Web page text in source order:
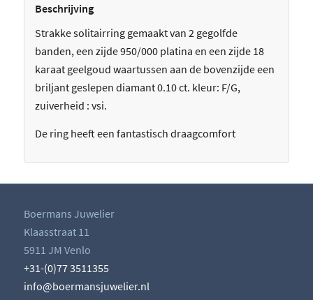
Beschrijving
Strakke solitairring gemaakt van 2 gegolfde
banden, een zijde 950/000 platina en een zijde 18
karaat geelgoud waartussen aan de bovenzijde een
briljant geslepen diamant 0.10 ct. kleur: F/G,
zuiverheid : vsi.
De ring heeft een fantastisch draagcomfort
Boermans Juwelier
Klaasstraat 11
5911 JM Venlo
+31-(0)77 3511355
info@boermansjuwelier.nl